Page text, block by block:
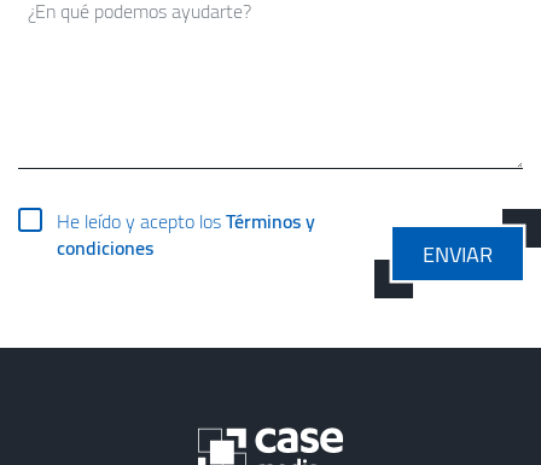
He leído y acepto losTérminos y
condiciones ENVIAR